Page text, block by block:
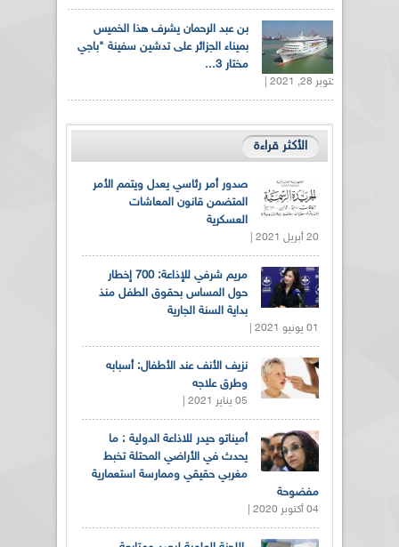
بن عبد الرحمان يشرف هذا الخميس
بميناء الجزائر على تدشين سفينة "باجي
مختار 3...
أكتوبر 28, 2021 |
الأكثر قراءة
صدور أمر رئاسي يعدل ويتمم الأمر
المتضمن قانون المعاشات
العسكرية
20 أبريل 2021 |
مريم شرفي للإذاعة: 700 إخطار
حول المساس بحقوق الطفل منذ
بداية السنة الجارية
01 يونيو 2021 |
نزيف الأنف عند الأطفال: أسبابه
وطرق علاجه
05 يناير 2021 |
أميناتو حيدر للاذاعة الدولية : ما
يحدث في الأراضي المحتلة تخبط
مغربي حقيقي وممارسة استعمارية
مفضوحة
04 أكتوبر 2020 |